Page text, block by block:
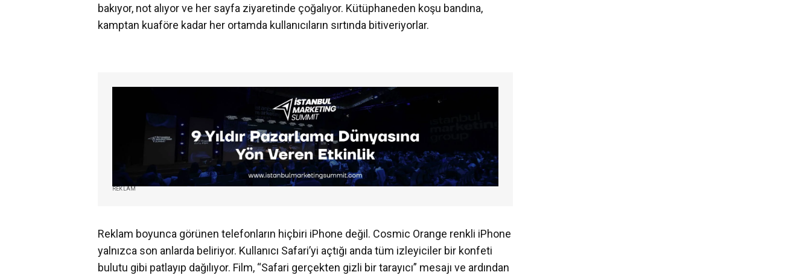
bakıyor, not alıyor ve her sayfa ziyaretinde çoğalıyor. Kütüphaneden koşu bandına,
kamptan kuaföre kadar her ortamda kullanıcıların sırtında bitiveriyorlar.
REKLAM
Reklam boyunca görünen telefonların hiçbiri iPhone değil. Cosmic Orange renkli iPhone
yalnızca son anlarda beliriyor. Kullanıcı Safari’yi açtığı anda tüm izleyiciler bir konfeti
bulutu gibi patlayıp dağılıyor. Film, “Safari gerçekten gizli bir tarayıcı” mesajı ve ardından